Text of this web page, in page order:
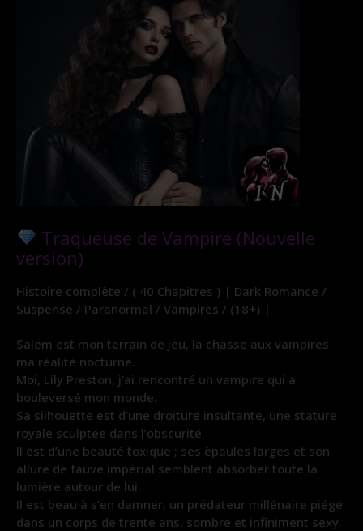
Traqueuse de Vampire (Nouvelle
version)
Histoire complète / ( 40 Chapitres ) | Dark Romance /
Suspense / Paranormal / Vampires / (18+) |
Salem est mon terrain de jeu, la chasse aux vampires
ma réalité nocturne.
Moi, Lily Preston, j’ai rencontré un vampire qui a
bouleversé mon monde.
Sa silhouette est d’une droiture insultante, une stature
royale sculptée dans l’obscurité.
Il est d’une beauté toxique ; ses épaules larges et son
allure de fauve impérial semblent absorber toute la
lumière autour de lui.
Il est beau à s’en damner, un prédateur millénaire piégé
dans un corps de trente ans, sombre et infiniment sexy.